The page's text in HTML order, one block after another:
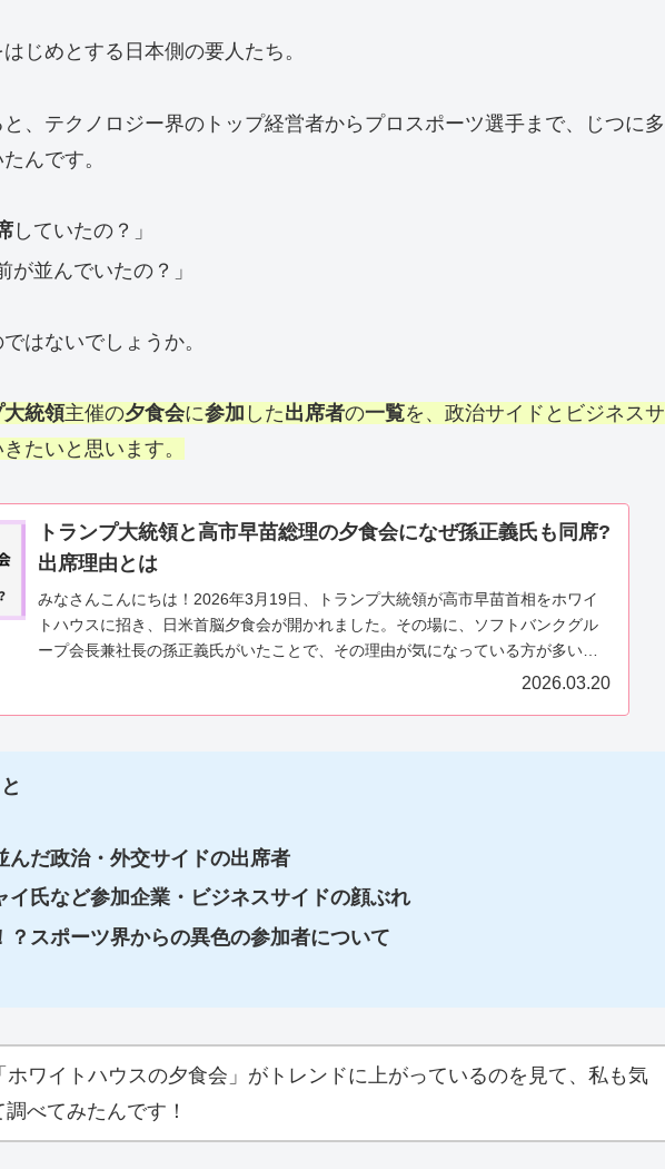
はじめとする日本側の要人たち。
、テクノロジー界のトップ経営者からプロスポーツ選手まで、じつに多
んです。
していたの？」
が並んでいたの？」
はないでしょうか。
大統領主催の夕食会に参加 した出席者の一覧を、政治サイドとビジネスサ
たいと思います。
トランプ大統領と高市早苗総理の夕食会になぜ孫正義氏も同席?
出席理由とは
みなさんこんにちは！2026年3月19日、トランプ大統領が高市早苗首相をホワイ
トハウスに招き、日米首脳夕食会が開かれました。その場に、ソフトバンクグル
ープ会長兼社長の孫正義氏がいたことで、その理由が気になっている方が多いよ
2026.03.20
んだ政治・外交サイドの出席者
イ氏など参加企業・ビジネスサイドの顔ぶれ
？スポーツ界からの異色の参加者について
ホワイトハウスの夕食会」がトレンドに上がっているのを見て、私も気
べてみたんです！